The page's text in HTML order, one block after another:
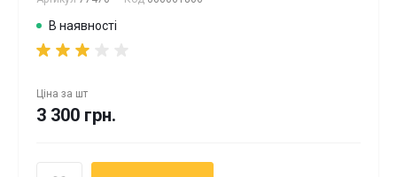
В наявності
Ціна за шт
3 300 грн.